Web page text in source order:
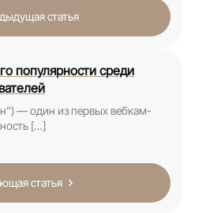
статья
популярности среди
— один из первых вебкам-
[…]
статья